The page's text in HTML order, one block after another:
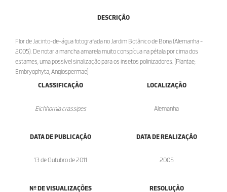
DESCRIÇÃO
Flor de Jacinto-de-água fotografada no Jardim Botânico de Bona (Alemanha -
2005). De notar a mancha amarela muito conspícua na pétala por cima dos
estames, uma possível sinalização para os insetos polinizadores. [Plantae;
Embryophyta; Angiospermae]
CLASSIFICAÇÃO
Eichhornia crassipes
LOCALIZAÇÃO
Alemanha
DATA DE PUBLICAÇÃO
13 de Outubro de 2011
DATA DE REALIZAÇÃO
2005
Nº DE VISUALIZAÇÕES RESOLUÇÃO